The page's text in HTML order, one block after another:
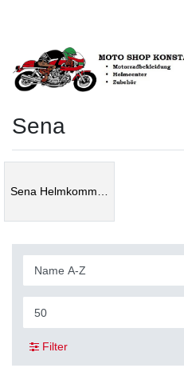
Sena
Filter